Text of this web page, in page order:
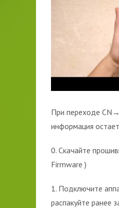
При переходе
информация
0. Скачайте
Firmware )
1. Подключите
распакуйте ранее